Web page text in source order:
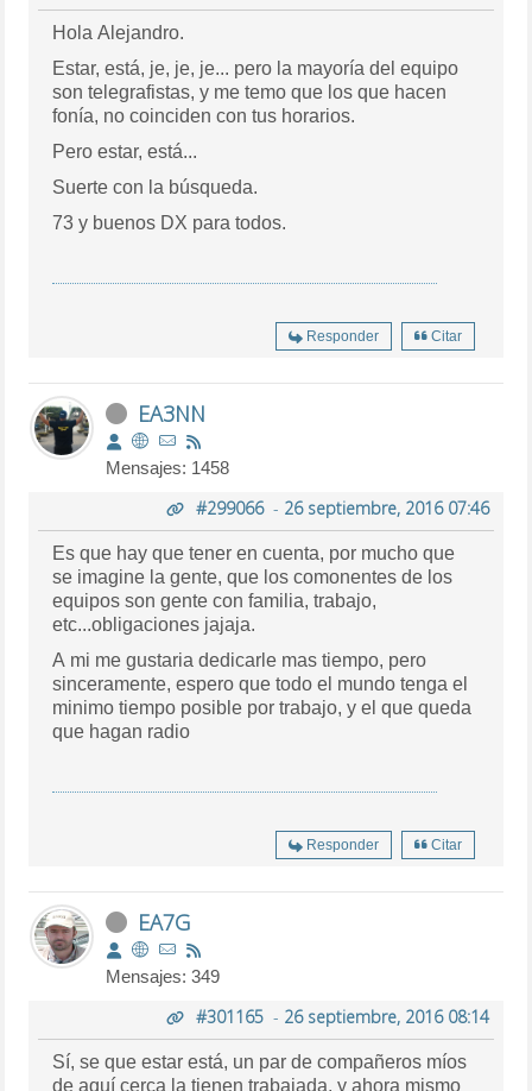
Hola Alejandro.
Estar, está, je, je, je... pero la mayoría del equipo
son telegrafistas, y me temo que los que hacen
fonía, no coinciden con tus horarios.
Pero estar, está...
Suerte con la búsqueda.
73 y buenos DX para todos.
Responder Citar
EA3NN
Mensajes: 1458
#299066- 26 septiembre, 2016 07:46
Es que hay que tener en cuenta, por mucho que
se imagine la gente, que los comonentes de los
equipos son gente con familia, trabajo,
etc...obligaciones jajaja.
A mi me gustaria dedicarle mas tiempo, pero
sinceramente, espero que todo el mundo tenga el
minimo tiempo posible por trabajo, y el que queda
que hagan radio
Responder Citar
EA7G
Mensajes: 349
#301165- 26 septiembre, 2016 08:14
Sí, se que estar está, un par de compañeros míos
de aquí cerca la tienen trabajada, y ahora mismo